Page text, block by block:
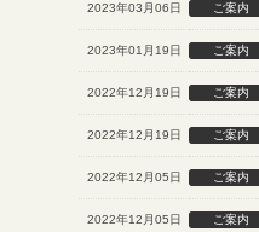
2023年03月06日 ご案内
2023年01月19日 ご案内
2022年12月19日 ご案内
2022年12月19日 ご案内
2022年12月05日 ご案内
2022年12月05日 ご案内